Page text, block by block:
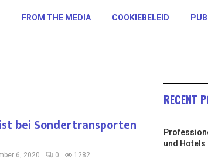
FROM THE MEDIA COOKIEBELEID
bei Sondertransporten
6, 2020 0 1282
RECENT
und Hotels